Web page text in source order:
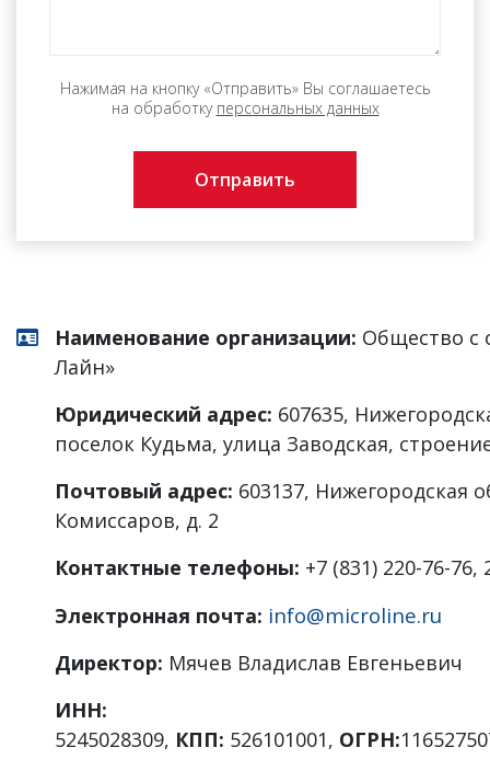
Нажимая на кнопку «Отправить» Вы соглашаетесь
на обработку персональных данных
Наименование организации: Общество с
Лайн»
Юридический адрес: 607635,
поселок Кудьма, улица Заводская,
Почтовый адрес: 603137, Нижегородская
Комиссаров, д. 2
Контактные телефоны: +7 (831) 220-76-76,
Электронная почта: info@microline.ru
Директор: Мячев Владислав Евгеньевич
ИНН:
5245028309, КПП: 526101001, ОГРН: